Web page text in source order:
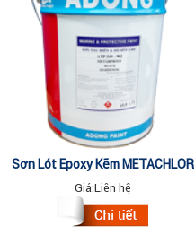
Sơn Lót Epoxy Kẽm METACHLOR
AC (20 Lít)
Giá:Liên hệ